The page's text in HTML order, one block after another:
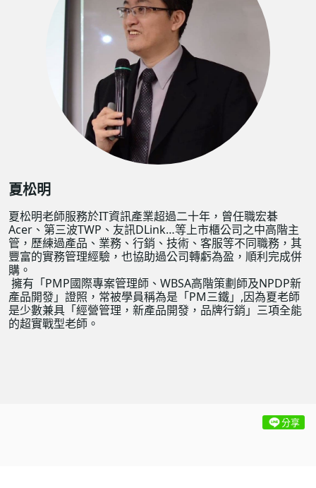
夏松明
夏松明老師服務於IT資訊產業超過二十年，曾任職宏碁
Acer、第三波TWP、友訊DLink…等上市櫃公司之中高階主
管，歷練過產品、業務、行銷、技術、客服等不同職務，其
豐富的實務管理經驗，也協助過公司轉虧為盈，順利完成併
購。
​ 擁有「PMP國際專案管理師、WBSA高階策劃師及NPDP新
產品開發」證照，常被學員稱為是「PM三鐵」,因為夏老師
是少數兼具「經營管理，新產品開發，品牌行銷」三項全能
的超實戰型老師。
分享